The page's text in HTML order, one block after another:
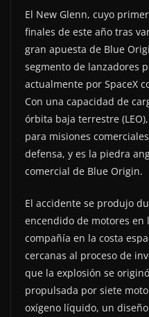
El New Glenn, cuyo
finales de este año tras
gran apuesta de Blue
segmento de lanzadores
actualmente por SpaceX
Con una capacidad de
órbita baja terrestre
para misiones
defensa, y es la piedra
comercial de Blue Origin.
El accidente se produjo
encendido de motores en
compañía en la costa
cercanas al proceso de
que la explosión se
propulsada por siete
oxígeno líquido, un